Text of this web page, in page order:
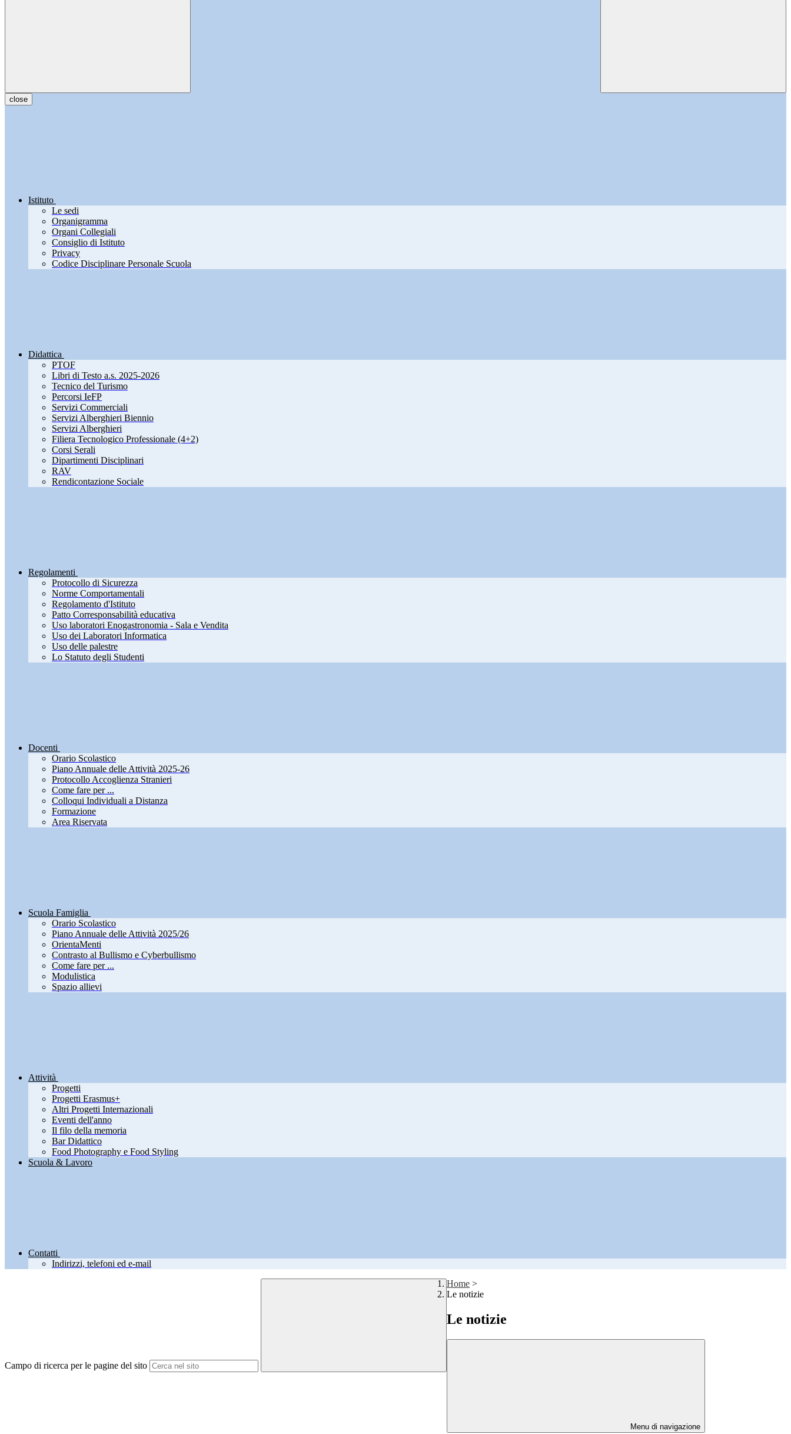
close
Istituto
Le sedi
Organigramma
Organi Collegiali
Consiglio di Istituto
Privacy
Codice Disciplinare Personale Scuola
Didattica
PTOF
Libri di Testo a.s. 2025-2026
Tecnico del Turismo
Percorsi IeFP
Servizi Commerciali
Servizi Alberghieri Biennio
Servizi Alberghieri
Filiera Tecnologico Professionale (4+2)
Corsi Serali
Dipartimenti Disciplinari
RAV
Rendicontazione Sociale
Regolamenti
Protocollo di Sicurezza
Norme Comportamentali
Regolamento d'Istituto
Patto Corresponsabilità educativa
Uso laboratori Enogastronomia - Sala e Vendita
Uso dei Laboratori Informatica
Uso delle palestre
Lo Statuto degli Studenti
Docenti
Orario Scolastico
Piano Annuale delle Attività 2025-26
Protocollo Accoglienza Stranieri
Come fare per ...
Colloqui Individuali a Distanza
Formazione
Area Riservata
Scuola Famiglia
Orario Scolastico
Piano Annuale delle Attività 2025/26
OrientaMenti
Contrasto al Bullismo e Cyberbullismo
Come fare per ...
Modulistica
Spazio allievi
Attività
Progetti
Progetti Erasmus+
Altri Progetti Internazionali
Eventi dell'anno
Il filo della memoria
Bar Didattico
Food Photography e Food Styling
Scuola & Lavoro
Contatti
Indirizzi, telefoni ed e-mail
Campo di ricerca per le pagine del sito
Home >
Le notizie
Le notizie
Menu di navigazione